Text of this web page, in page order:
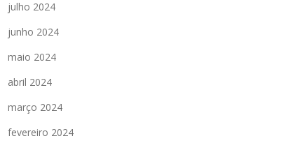
julho 2024
junho 2024
maio 2024
abril 2024
março 2024
fevereiro 2024